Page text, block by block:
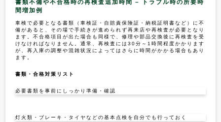
書類不備や不合格時の再検査追加時間 – トラブル時の所要時
間増加例
車検で必要となる書類（車検証・自賠責保険証・納税証明書など）に不
備があると、その場で手続きが進められず再来店や再検査が必要となり
ます。不合格項目が出た場合も同様で、修理や部品交換後に再検査を受
けなければなりません。通常、再検査には30分～1時間程度かかります
が、再入庫の調整や混雑状況によってはさらに時間がかかる場合もあり
ます。
書類・合格対策リスト
必要書類を事前にしっかり準備・確認
灯火類・ブレーキ・タイヤなどの基本点検を自分でも行っておく